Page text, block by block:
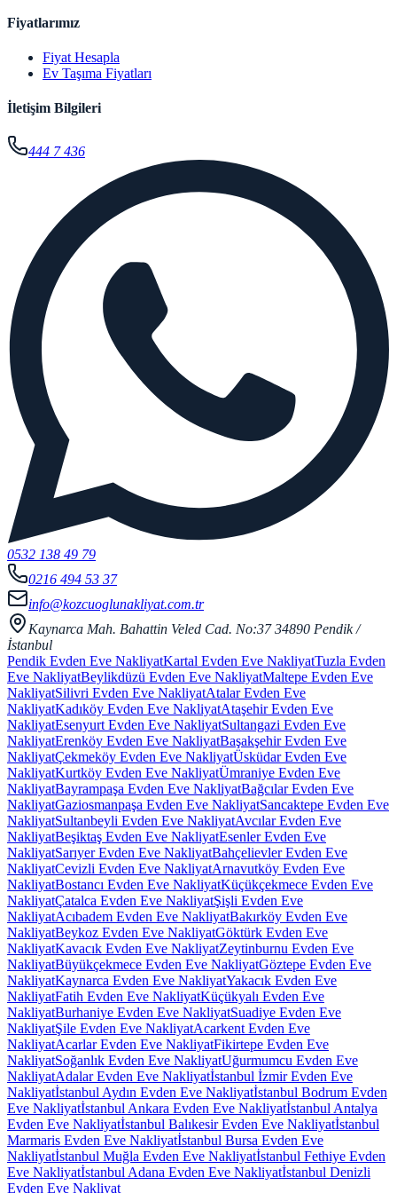
Fiyatlarımız
Fiyat Hesapla
Ev Taşıma Fiyatları
İletişim Bilgileri
444 7 436
0532 138 49 79
0216 494 53 37
info@kozcuoglunakliyat.com.tr
Kaynarca Mah. Bahattin Veled Cad. No:37 34890 Pendik /
İstanbul
Pendik Evden Eve NakliyatKartal Evden Eve NakliyatTuzla Evden
Eve NakliyatBeylikdüzü Evden Eve NakliyatMaltepe Evden Eve
NakliyatSilivri Evden Eve NakliyatAtalar Evden Eve
NakliyatKadıköy Evden Eve NakliyatAtaşehir Evden Eve
NakliyatEsenyurt Evden Eve NakliyatSultangazi Evden Eve
NakliyatErenköy Evden Eve NakliyatBaşakşehir Evden Eve
NakliyatÇekmeköy Evden Eve NakliyatÜsküdar Evden Eve
NakliyatKurtköy Evden Eve NakliyatÜmraniye Evden Eve
NakliyatBayrampaşa Evden Eve NakliyatBağcılar Evden Eve
NakliyatGaziosmanpaşa Evden Eve NakliyatSancaktepe Evden Eve
NakliyatSultanbeyli Evden Eve NakliyatAvcılar Evden Eve
NakliyatBeşiktaş Evden Eve NakliyatEsenler Evden Eve
NakliyatSarıyer Evden Eve NakliyatBahçelievler Evden Eve
NakliyatCevizli Evden Eve NakliyatArnavutköy Evden Eve
NakliyatBostancı Evden Eve NakliyatKüçükçekmece Evden Eve
NakliyatÇatalca Evden Eve NakliyatŞişli Evden Eve
NakliyatAcıbadem Evden Eve NakliyatBakırköy Evden Eve
NakliyatBeykoz Evden Eve NakliyatGöktürk Evden Eve
NakliyatKavacık Evden Eve NakliyatZeytinburnu Evden Eve
NakliyatBüyükçekmece Evden Eve NakliyatGöztepe Evden Eve
NakliyatKaynarca Evden Eve NakliyatYakacık Evden Eve
NakliyatFatih Evden Eve NakliyatKüçükyalı Evden Eve
NakliyatBurhaniye Evden Eve NakliyatSuadiye Evden Eve
NakliyatŞile Evden Eve NakliyatAcarkent Evden Eve
NakliyatAcarlar Evden Eve NakliyatFikirtepe Evden Eve
NakliyatSoğanlık Evden Eve NakliyatUğurmumcu Evden Eve
NakliyatAdalar Evden Eve Nakliyatİstanbul İzmir Evden Eve
Nakliyatİstanbul Aydın Evden Eve Nakliyatİstanbul Bodrum Evden
Eve Nakliyatİstanbul Ankara Evden Eve Nakliyatİstanbul Antalya
Evden Eve Nakliyatİstanbul Balıkesir Evden Eve Nakliyatİstanbul
Marmaris Evden Eve Nakliyatİstanbul Bursa Evden Eve
Nakliyatİstanbul Muğla Evden Eve Nakliyatİstanbul Fethiye Evden
Eve Nakliyatİstanbul Adana Evden Eve Nakliyatİstanbul Denizli
Evden Eve Nakliyat